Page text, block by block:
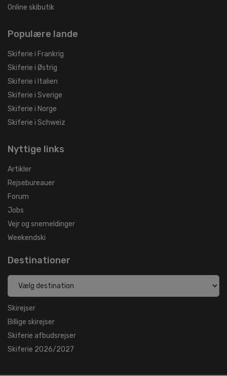
Online skibutik
Populære lande
Skiferie i Frankrig
Skiferie i Østrig
Skiferie i Italien
Skiferie i Sverige
Skiferie i Norge
Skiferie i Schweiz
Nyttige links
Artikler
Rejsebureauer
Forum
Jobs
Vejr og snemeldinger
Weekendski
Destinationer
Skirejser
Billige skirejser
Skiferie afbudsrejser
Skiferie 2026/2027